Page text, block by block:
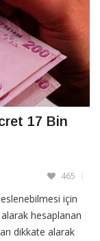
17 Bin
465
için
hesaplanan
dikkate alarak